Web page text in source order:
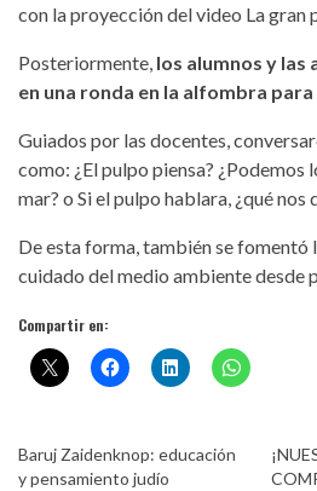
con la proyección del video La gran
Posteriormente, los alumnos y las
en una ronda en la alfombra
Guiados por las docentes,
como: ¿El pulpo piensa? ¿Podemos
mar? o Si el pulpo hablara, ¿qué nos
De esta forma, también se fomentó
cuidado del medio ambiente desde
Compartir en:
Baruj Zaidenknop: educación
y pensamiento judío